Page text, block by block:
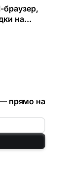
браузер,
на
прямо на